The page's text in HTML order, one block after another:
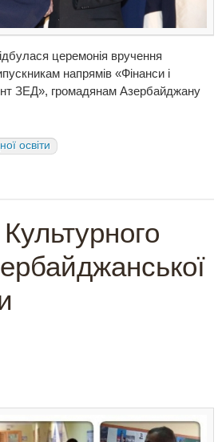
церемонія вручення
напрямів «Фінанси і
ЗЕД», громадянам Азербайджану
освіти